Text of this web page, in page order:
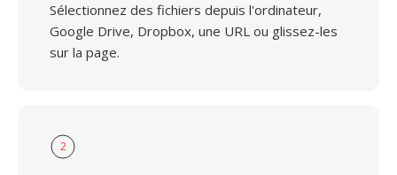
Sélectionnez des fichiers depuis l'ordinateur,
Google Drive, Dropbox, une URL ou glissez-les
sur la page.
2